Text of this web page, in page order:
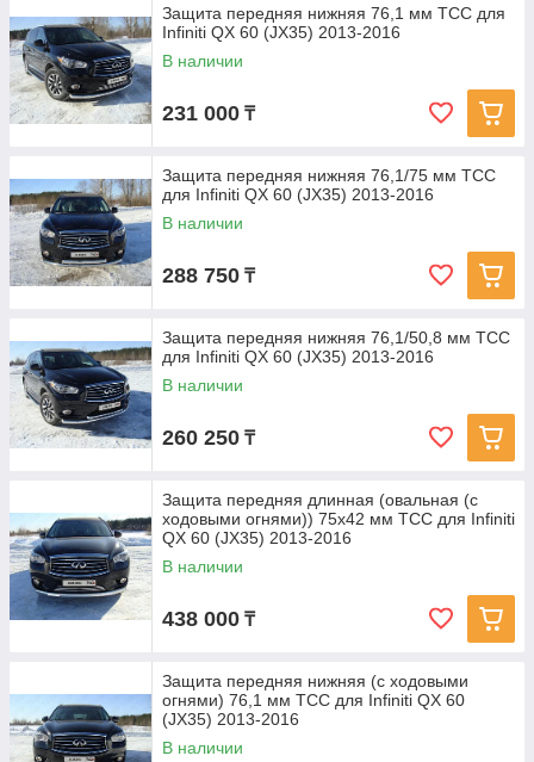
Защита передняя нижняя 76,1 мм ТСС для
Infiniti QX 60 (JX35) 2013-2016
В наличии
231 000 ₸
Защита передняя нижняя 76,1/75 мм ТСС
для Infiniti QX 60 (JX35) 2013-2016
В наличии
288 750 ₸
Защита передняя нижняя 76,1/50,8 мм ТСС
для Infiniti QX 60 (JX35) 2013-2016
В наличии
260 250 ₸
Защита передняя длинная (овальная (с
ходовыми огнями)) 75х42 мм ТСС для Infiniti
QX 60 (JX35) 2013-2016
В наличии
438 000 ₸
Защита передняя нижняя (с ходовыми
огнями) 76,1 мм ТСС для Infiniti QX 60
(JX35) 2013-2016
В наличии